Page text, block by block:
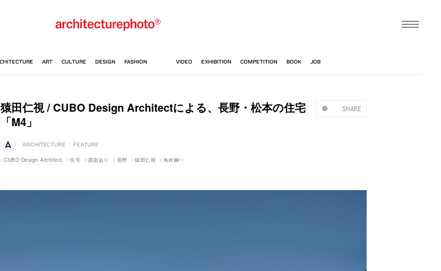
SHARE
猿田仁視 / CUBO Design Architectによる、長野・松本の住宅
「M4」
ARCHITECTURE FEATURE
CUBO Design Architect 住宅 図面あり 長野 猿田仁視 鳥村鋼一